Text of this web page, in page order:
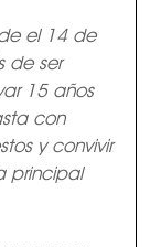
el 14 de
de ser
15 años
con
y convivir
principal